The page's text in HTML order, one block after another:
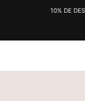
10% DE